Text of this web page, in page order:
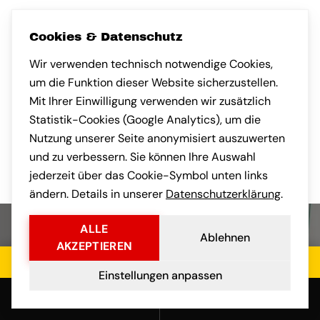
vorab war professionell.
nach Frankfurt
gebracht. Faires
transparente
und der Umzug
stressfrei.
Jetzt kostenloses Angebot einholen
Cookies & Datenschutz
Wir verwenden technisch notwendige Cookies,
um die Funktion dieser Website sicherzustellen.
Mit Ihrer Einwilligung verwenden wir zusätzlich
Statistik-Cookies (Google Analytics), um die
Nutzung unserer Seite anonymisiert auszuwerten
und zu verbessern. Sie können Ihre Auswahl
jederzeit über das Cookie-Symbol unten links
ändern. Details in unserer Datenschutzerklärung.
ALLE
AKZEPTIEREN
Ablehnen
Einstellungen anpassen